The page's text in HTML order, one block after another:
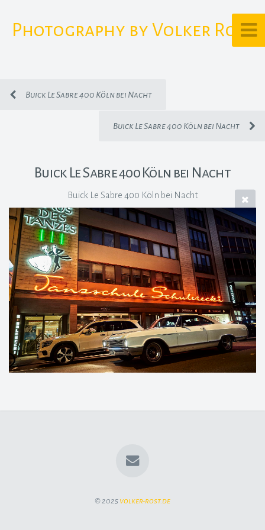
Photography by Volker Rost
Buick Le Sabre 400 Köln bei Nacht
Buick Le Sabre 400 Köln bei Nacht
Buick Le Sabre 400 Köln bei Nacht
Buick Le Sabre 400 Köln bei Nacht
© 2025 volker-rost.de